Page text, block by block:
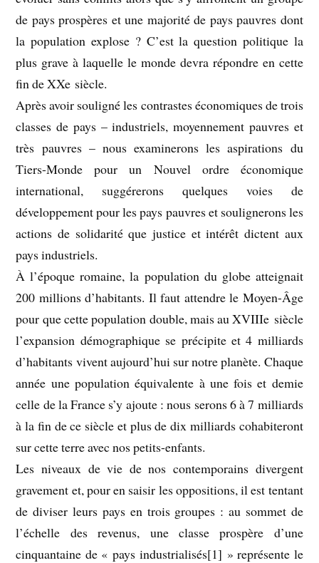
de pays prospères et une majorité de pays pauvres dont
la population explose ? C’est la question politique la
plus grave à laquelle le monde devra répondre en cette
fin de XXe siècle.
Après avoir souligné les contrastes économiques de trois
classes de pays – industriels, moyennement pauvres et
très pauvres – nous examinerons les aspirations du
Tiers-Monde pour un Nouvel ordre économique
international, suggérerons quelques voies de
développement pour les pays pauvres et soulignerons les
actions de solidarité que justice et intérêt dictent aux
pays industriels.
À l’époque romaine, la population du globe atteignait
200 millions d’habitants. Il faut attendre le Moyen-Âge
pour que cette population double, mais au XVIIIe siècle
l’expansion démographique se précipite et 4 milliards
d’habitants vivent aujourd’hui sur notre planète. Chaque
année une population équivalente à une fois et demie
celle de la France s’y ajoute : nous serons 6 à 7 milliards
à la fin de ce siècle et plus de dix milliards cohabiteront
sur cette terre avec nos petits-enfants.
Les niveaux de vie de nos contemporains divergent
gravement et, pour en saisir les oppositions, il est tentant
de diviser leurs pays en trois groupes : au sommet de
l’échelle des revenus, une classe prospère d’une
cinquantaine de « pays industrialisés[1] » représente le